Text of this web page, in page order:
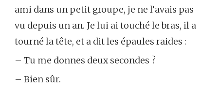
ami dans un petit groupe, je ne l’avais pas
vu depuis un an. Je lui ai touché le bras, il a
tourné la tête, et a dit les épaules raides :
– Tu me donnes deux secondes ?
– Bien sûr.